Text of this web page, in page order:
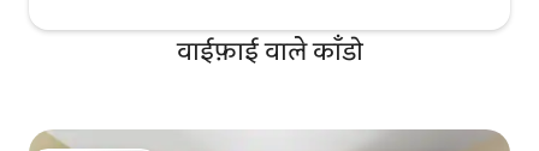
वाईफ़ाई वाले काँडो